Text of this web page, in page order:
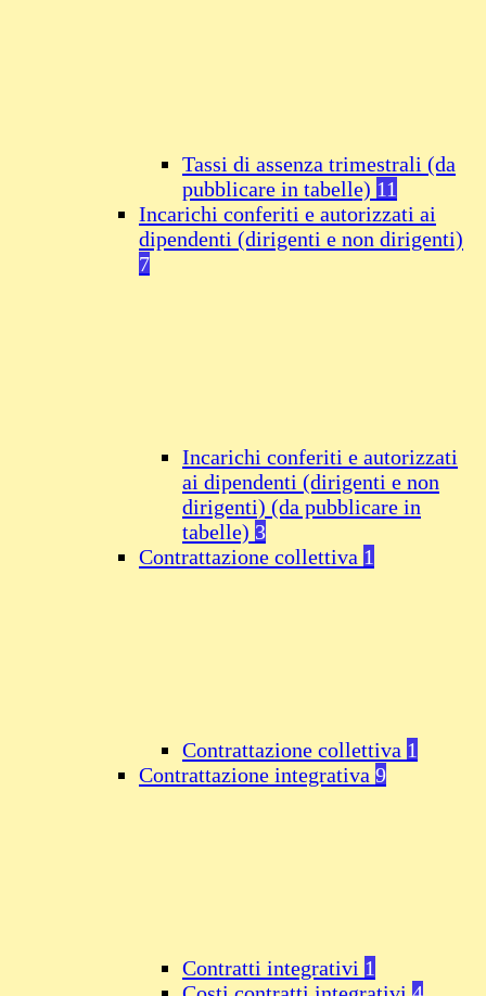
Tassi di assenza trimestrali (da
pubblicare in tabelle) 11
Incarichi conferiti e autorizzati ai
dipendenti (dirigenti e non dirigenti)
7
Incarichi conferiti e autorizzati
ai dipendenti (dirigenti e non
dirigenti) (da pubblicare in
tabelle) 3
Contrattazione collettiva 1
Contrattazione collettiva 1
Contrattazione integrativa 9
Contratti integrativi 1